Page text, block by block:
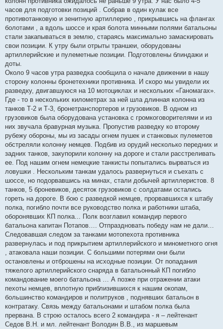
часов для подготовки позиций . Собрав в один кулак все
противотанковую и зенитную артиллерию , прикрывшись на флангах
болотами , а вдоль шоссе и края болота минными полями батальоны
стали закапываться в землю, стараясь максимально замаскировать
свои позиции. К утру были отрыты траншеи, оборудованы
артиллерийские и пулеметные позиции. Подготовлены блиндажи и
доты.
Около 9 часов утра разведка сообщила о начале движении в нашу
сторону колонны бронетехники противника. И скоро мы увидели их
разведку, двигавшуюся на 10 мотоциклах и нескольких «Ганомагах».
Где - то в нескольких километрах за ней шла длинная колонна из
танков Т-2 и Т-3, бронетранспортеров и грузовиков. В одном из
грузовиков была оборудована установка с громкоговорителями и из
них звучала бравурная музыка. Пропустив разведку ко второму
рубежу обороны, мы из засады огнем пушек и станковых пулеметов
обстреляли колонну немцев. Подбив из орудий несколько передних и
задних танков, закупорили колонну на дороге и стали расстреливать
ее. Под нашим огнем немецкие танкисты попытались вырваться из
ловушки . Нескольким танкам удалось развернуться и съехать с
шоссе, но подорвавшись на минах, стали добычей артиллеристов. 8
танков, 5 броневиков, десяток грузовиков с солдатами остались
гореть на дороге. В бою с разведкой немцев, прорвавшихся к штабу
полка, погибло почти все руководство полка и работники штаба,
оборонявших КП полка... Полк возглавил командир первого
батальона капитан Потапов…. Отпраздновать победу нам не дали…
Следовавшая следом за танками мотопехота противника
развернулась и под прикрытием артиллерийского и минометного огня
, атаковала наши позиции. С большими потерями они были
остановлены и отброшены на исходные позиции. От попадания
тяжелого артиллерийского снаряда в батальонный КП погибло
командование моего батальона … А позже при отражении атаки
пехоты немцев, вплотную приблизившихся к нашим окопам,
большинство командиров и политруков , поднявших батальон в
контратаку. Связь между батальонами и штабом полка была
прервана. В строю осталось всего 2 командира - я – лейтенант
Седов В.Н. и мл. лейтенант Володин В.В., из маршевым